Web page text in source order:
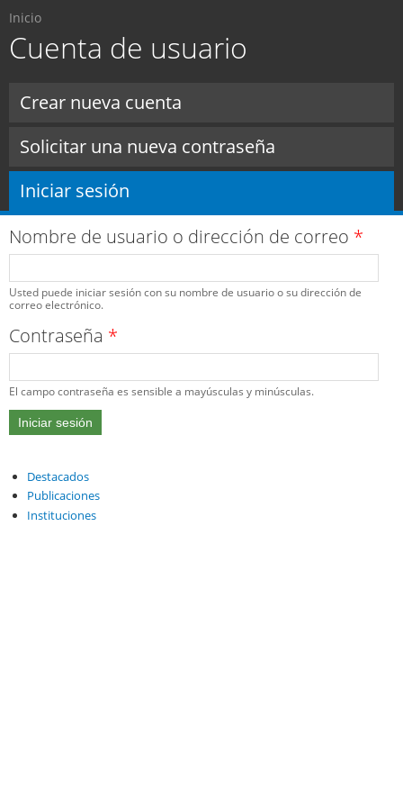
principal
Usted está aquí
Inicio
Cuenta de usuario
Crear nueva cuenta
Solicitar una nueva contraseña
Iniciar sesión
Nombre de usuario o dirección de correo *
Usted puede iniciar sesión con su nombre de usuario o su dirección de
correo electrónico.
Contraseña *
El campo contraseña es sensible a mayúsculas y minúsculas.
Destacados
Publicaciones
Instituciones